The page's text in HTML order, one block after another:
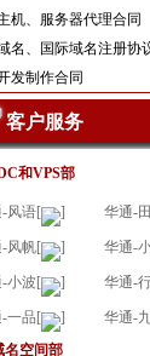
机
服务器代理合同
名、国际域名注册协
发制作合同
客户服务
和VPS部
风语[ ] 华通-
风帆[ ] 华通-
小波[ ] 华通-
一品[ ] 华通-
名空间部